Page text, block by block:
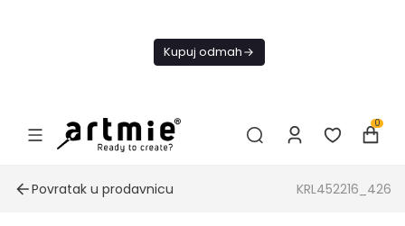
Kupuj odmah
0
Povratak u prodavnicu KRL452216_426